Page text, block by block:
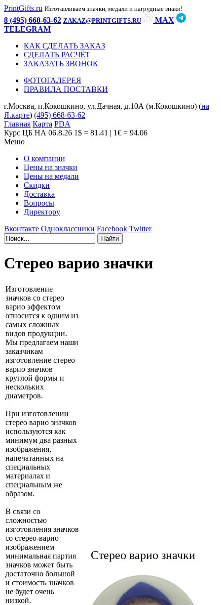
PrintGifts.ru Изготавливаем значки, медали и нагрудные знаки!
8 (495) 668-63-62 ZAKAZ@PRINTGIFTS.RU
MAX
TELEGRAM
КАК СДЕЛАТЬ ЗАКАЗ
СДЕЛАТЬ РАСЧЁТ
ЗАКАЗАТЬ ЗВОНОК
ФОТОГАЛЕРЕЯ
ПРАВИЛА ПОСТАВКИ
г.Москва, п.Кокошкино, ул.Дачная, д.10А (м.Кокошкино) (на
Я.карте) (495) 668-63-62
Главная Карта PDA
Курс ЦБ НА 06.8.26 1$ = 81.41 | 1€ = 94.06
Меню
О компании
Цены на значки
Цены на медали
Скидки
Доставка
Вопросы
Директору
Вконтакте Одноклассники Facebook Twitter
Стерео варио значки
Изготовление
значков со стерео
варио эффектом
относится к одним из
самых сложных
видов продукции.
Мы предлагаем наши
заказчикам
изготовление стерео
варио значков
круглой формы и
нескольких
диаметров.
При изготовлении
стерео варио значков
используются как
минимум два разных
изображения,
напечатанных на
специальных
материалах и
специальным же
образом.
В связи со
сложностью
изготовления значков
со стерео-варио
изображением
минимальная партия
значков может быть
достаточно большой
и стоимость значков
не будет очень
низкой.
Стерео варио значки